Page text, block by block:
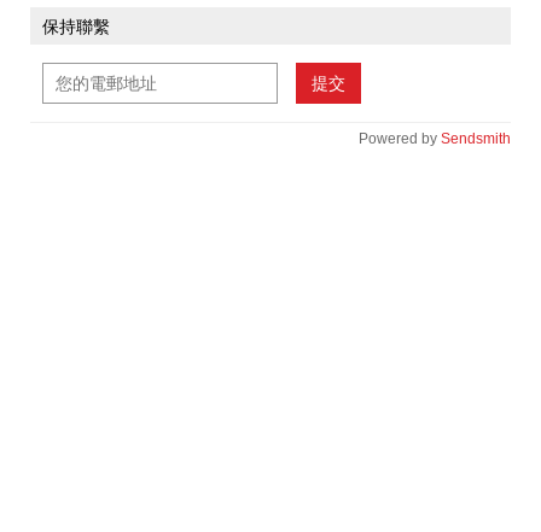
保持聯繫
提交
Powered by Sendsmith